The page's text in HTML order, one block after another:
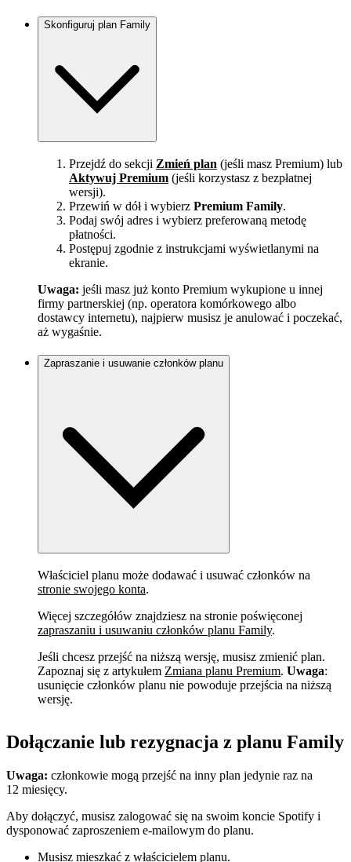
Skonfiguruj plan Family
Przejdź do sekcji Zmień plan (jeśli masz Premium) lub
Aktywuj Premium (jeśli korzystasz z bezpłatnej
wersji).
Przewiń w dół i wybierz Premium Family.
Podaj swój adres i wybierz preferowaną metodę
płatności.
Postępuj zgodnie z instrukcjami wyświetlanymi na
ekranie.
Uwaga: jeśli masz już konto Premium wykupione u innej
firmy partnerskiej (np. operatora komórkowego albo
dostawcy internetu), najpierw musisz je anulować i poczekać,
aż wygaśnie.
Zapraszanie i usuwanie członków planu
Właściciel planu może dodawać i usuwać członków na
stronie swojego konta.
Więcej szczegółów znajdziesz na stronie poświęconej
zapraszaniu i usuwaniu członków planu Family.
Jeśli chcesz przejść na niższą wersję, musisz zmienić plan.
Zapoznaj się z artykułem Zmiana planu Premium. Uwaga:
usunięcie członków planu nie powoduje przejścia na niższą
wersję.
Dołączanie lub rezygnacja z planu Family
Uwaga: członkowie mogą przejść na inny plan jedynie raz na
12 miesięcy.
Aby dołączyć, musisz zalogować się na swoim koncie Spotify i
dysponować zaproszeniem e-mailowym do planu.
Musisz mieszkać z właścicielem planu.